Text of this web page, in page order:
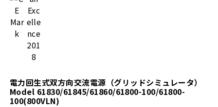
電力回生式双方向交流電源（グリッドシミュレータ）
Model 61830/61845/61860/61800-100/61800-
100(800VLN)